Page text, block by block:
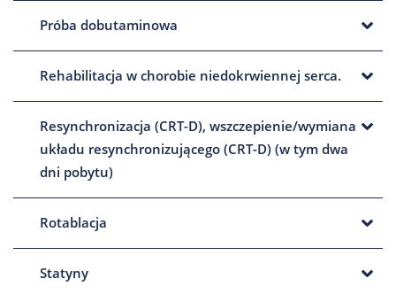
Próba dobutaminowa
Rehabilitacja w chorobie niedokrwiennej serca.
Resynchronizacja (CRT-D), wszczepienie/wymiana
układu resynchronizującego (CRT-D) (w tym dwa
dni pobytu)
Rotablacja
Statyny